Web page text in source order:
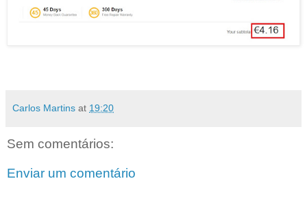
Carlos Martins at 19:20
Sem comentários:
Enviar um comentário